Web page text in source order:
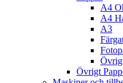
A4
A4
A3
Övrigt